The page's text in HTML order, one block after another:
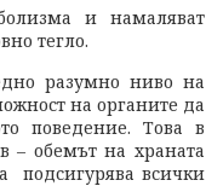
и намаляват
тегло.
разумно ниво на
на органите да
поведение. Това в
– обемът на храната
подсигурява всички